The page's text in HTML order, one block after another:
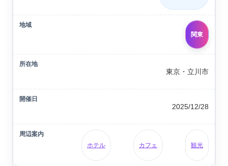
関東
東京・立川市
2025/12/28
ホテル カフェ 観光